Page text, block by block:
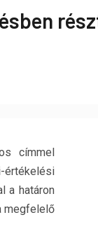
címmel
értékelési
a határon
megfelelő